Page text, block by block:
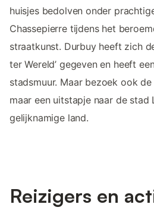
huisjes bedolven onder
Chassepierre tijdens het
straatkunst. Durbuy heeft zich
ter Wereld’ gegeven en heeft
stadsmuur. Maar bezoek ook
maar een uitstapje naar de stad
gelijknamige land.
Reizigers en